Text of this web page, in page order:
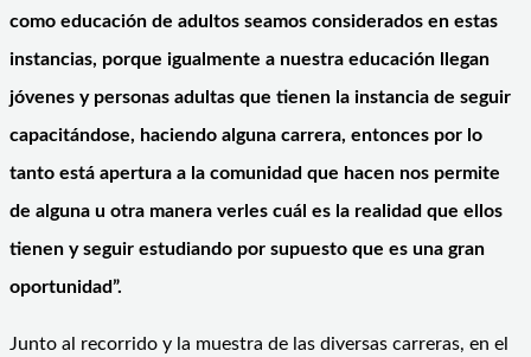
como educación de adultos seamos considerados en estas
instancias, porque igualmente a nuestra educación llegan
jóvenes y personas adultas que tienen la instancia de seguir
capacitándose, haciendo alguna carrera, entonces por lo
tanto está apertura a la comunidad que hacen nos permite
de alguna u otra manera verles cuál es la realidad que ellos
tienen y seguir estudiando por supuesto que es una gran
oportunidad”.
Junto al recorrido y la muestra de las diversas carreras, en el